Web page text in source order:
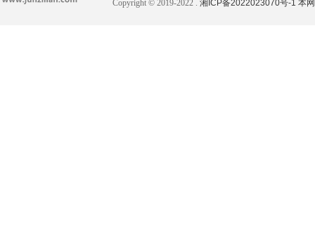
Copyright © 2019-2022 . 湘ICP备2022023070号-1 本